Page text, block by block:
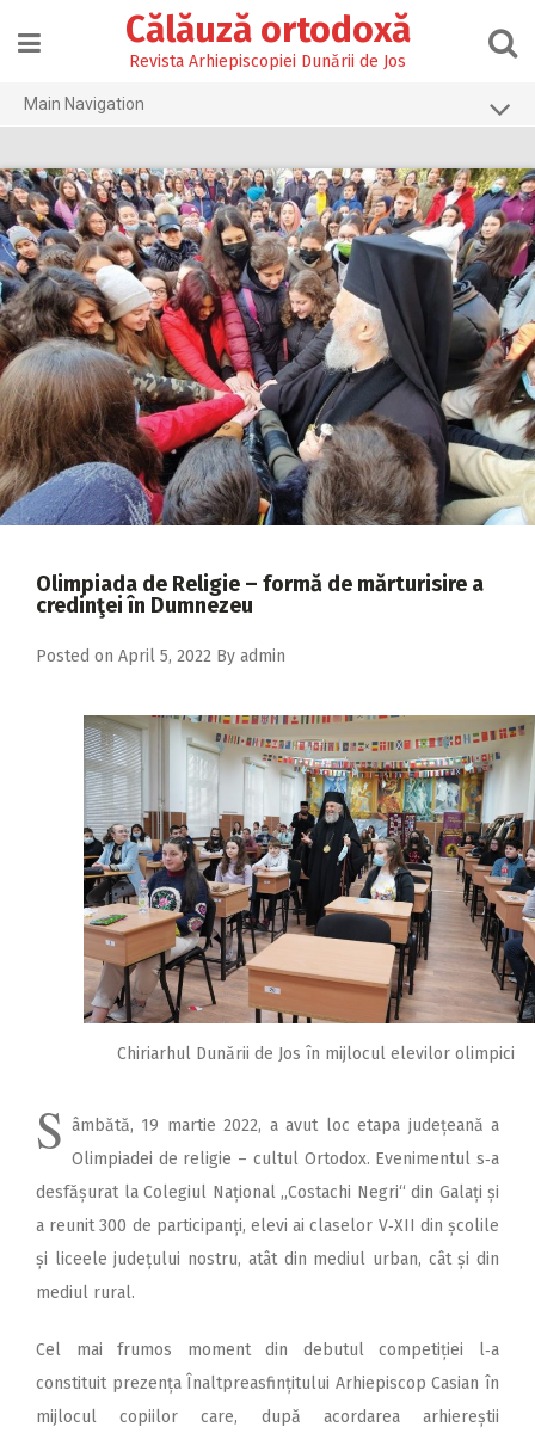
content
Călăuză ortodoxă
Revista Arhiepiscopiei Dunării de Jos
Main Navigation
2026
2025
2024
2023
2022
2021
2020
2019
2017
Olimpiada de Religie – formă de mărturisire a
credinţei în Dumnezeu
Posted on April 5, 2022 By admin
Chiriarhul Dunării de Jos în mijlocul elevilor olimpici
S âmbătă, 19 martie 2022, a avut loc etapa județeană a
Olimpiadei de religie – cultul Ortodox. Evenimentul s‑a
desfășurat la Colegiul Național ,,Costachi Negri“ din Galați și
a reunit 300 de participanți, elevi ai claselor V‑XII din școlile
și liceele județului nostru, atât din mediul urban, cât și din
mediul rural.
Cel mai frumos moment din debutul competiției l‑a
constituit prezența Înaltpreasfințitului Arhiepiscop Casian în
mijlocul copiilor care, după acordarea arhiereștii